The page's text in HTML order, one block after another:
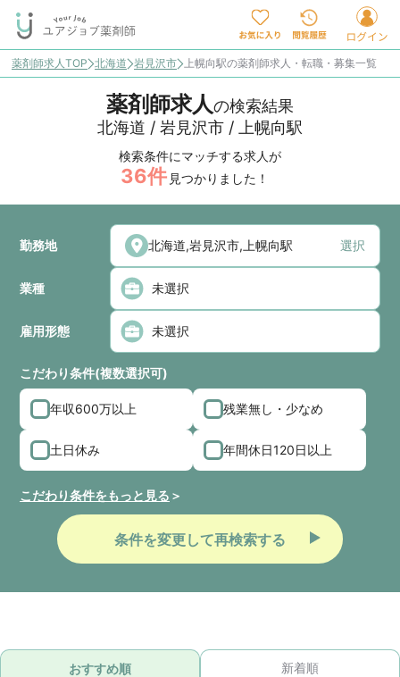
薬剤師求人TOP 北海道 岩見沢市 上幌向駅の薬剤師求人・転職・募集一覧
薬剤師求人の検索結果
北海道 / 岩見沢市 / 上幌向駅
検索条件にマッチする求人が
36件 見つかりました！
勤務地 選択
業種
雇用形態
こだわり条件(複数選択可)
年収600万以上 残業無し・少なめ
土日休み 年間休日120日以上
こだわり条件をもっと見る
条件を変更して再検索する
おすすめ順 新着順